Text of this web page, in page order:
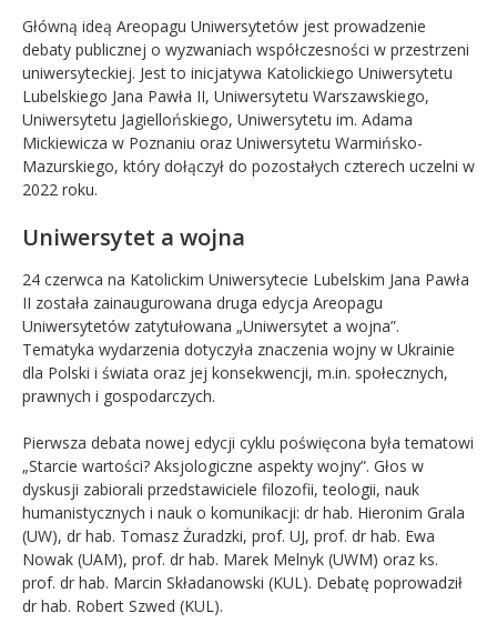
Główną ideą Areopagu Uniwersytetów jest prowadzenie
debaty publicznej o wyzwaniach współczesności w przestrzeni
uniwersyteckiej. Jest to inicjatywa Katolickiego Uniwersytetu
Lubelskiego Jana Pawła II, Uniwersytetu Warszawskiego,
Uniwersytetu Jagiellońskiego, Uniwersytetu im. Adama
Mickiewicza w Poznaniu oraz Uniwersytetu Warmińsko-
Mazurskiego, który dołączył do pozostałych czterech uczelni w
2022 roku.
Uniwersytet a wojna
24 czerwca na Katolickim Uniwersytecie Lubelskim Jana Pawła
II została zainaugurowana druga edycja Areopagu
Uniwersytetów zatytułowana „Uniwersytet a wojna”.
Tematyka wydarzenia dotyczyła znaczenia wojny w Ukrainie
dla Polski i świata oraz jej konsekwencji, m.in. społecznych,
prawnych i gospodarczych.
Pierwsza debata nowej edycji cyklu poświęcona była tematowi
„Starcie wartości? Aksjologiczne aspekty wojny”. Głos w
dyskusji zabiorali przedstawiciele filozofii, teologii, nauk
humanistycznych i nauk o komunikacji: dr hab. Hieronim Grala
(UW), dr hab. Tomasz Żuradzki, prof. UJ, prof. dr hab. Ewa
Nowak (UAM), prof. dr hab. Marek Melnyk (UWM) oraz ks.
prof. dr hab. Marcin Składanowski (KUL). Debatę poprowadził
dr hab. Robert Szwed (KUL).